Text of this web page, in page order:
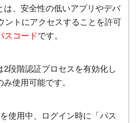
は、安全性の低いアプリやデバ
ントにアクセスすることを許可
スコードです。
2段階認証プロセスを有効化し
使用可能です。
使用中、ログイン時に「パス